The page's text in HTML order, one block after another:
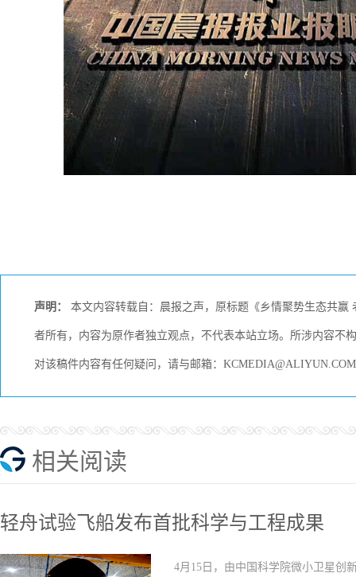
声明： 本文内容转载自：晨报之声，原标题《乡情聚势生态共
者所有，内容为原作者独立观点，不代表本站立场。所涉内容不
对该稿件内容有任何疑问，请与邮箱：
相关阅读
轻舟试验飞船发布首批科学与工程成果
4月15日，由中国科学院微小卫星创